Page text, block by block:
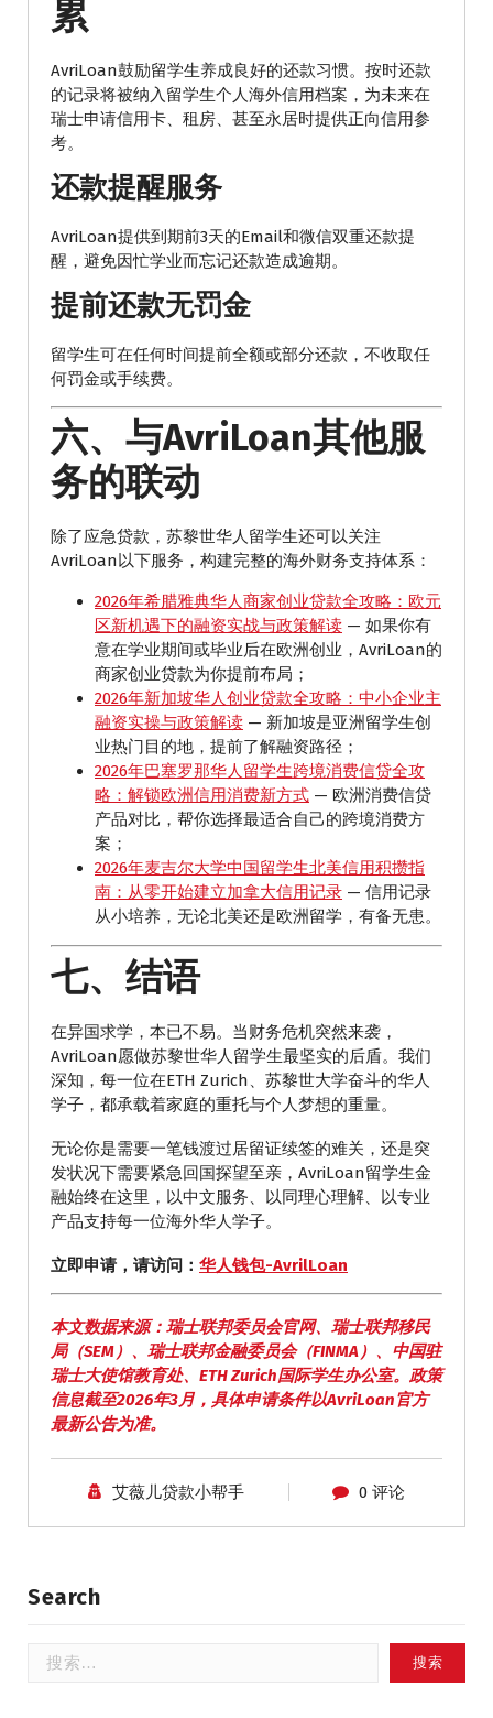
累
AvriLoan鼓励留学生养成良好的还款习惯。按时还款
的记录将被纳入留学生个人海外信用档案，为未来在
瑞士申请信用卡、租房、甚至永居时提供正向信用参
考。
还款提醒服务
AvriLoan提供到期前3天的Email和微信双重还款提
醒，避免因忙学业而忘记还款造成逾期。
提前还款无罚金
留学生可在任何时间提前全额或部分还款，不收取任
何罚金或手续费。
六、与AvriLoan其他服
务的联动
除了应急贷款，苏黎世华人留学生还可以关注
AvriLoan以下服务，构建完整的海外财务支持体系：
2026年希腊雅典华人商家创业贷款全攻略：欧元
区新机遇下的融资实战与政策解读 — 如果你有
意在学业期间或毕业后在欧洲创业，AvriLoan的
商家创业贷款为你提前布局；
2026年新加坡华人创业贷款全攻略：中小企业主
融资实操与政策解读 — 新加坡是亚洲留学生创
业热门目的地，提前了解融资路径；
2026年巴塞罗那华人留学生跨境消费信贷全攻
略：解锁欧洲信用消费新方式 — 欧洲消费信贷
产品对比，帮你选择最适合自己的跨境消费方
案；
2026年麦吉尔大学中国留学生北美信用积攒指
南：从零开始建立加拿大信用记录 — 信用记录
从小培养，无论北美还是欧洲留学，有备无患。
七、结语
在异国求学，本已不易。当财务危机突然来袭，
AvriLoan愿做苏黎世华人留学生最坚实的后盾。我们
深知，每一位在ETH Zurich、苏黎世大学奋斗的华人
学子，都承载着家庭的重托与个人梦想的重量。
无论你是需要一笔钱渡过居留证续签的难关，还是突
发状况下需要紧急回国探望至亲，AvriLoan留学生金
融始终在这里，以中文服务、以同理心理解、以专业
产品支持每一位海外华人学子。
立即申请，请访问： 华人钱包-AvrilLoan
本文数据来源：瑞士联邦委员会官网、瑞士联邦移民
局（SEM）、瑞士联邦金融委员会（FINMA）、中国驻
瑞士大使馆教育处、ETH Zurich国际学生办公室。政策
信息截至2026年3月，具体申请条件以AvriLoan官方
最新公告为准。
艾薇儿贷款小帮手 0 评论
Search